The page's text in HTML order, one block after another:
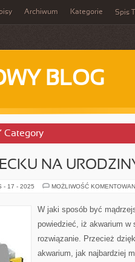
Archiwum Kategorie Spis
BLOG
Category
NA
- 17 - 2025 MOŻLIWOŚĆ
W jaki sposób być
powiedzieć, iż akwarium w
rozwiązanie. Przecież
akwarium, jak najbardziej